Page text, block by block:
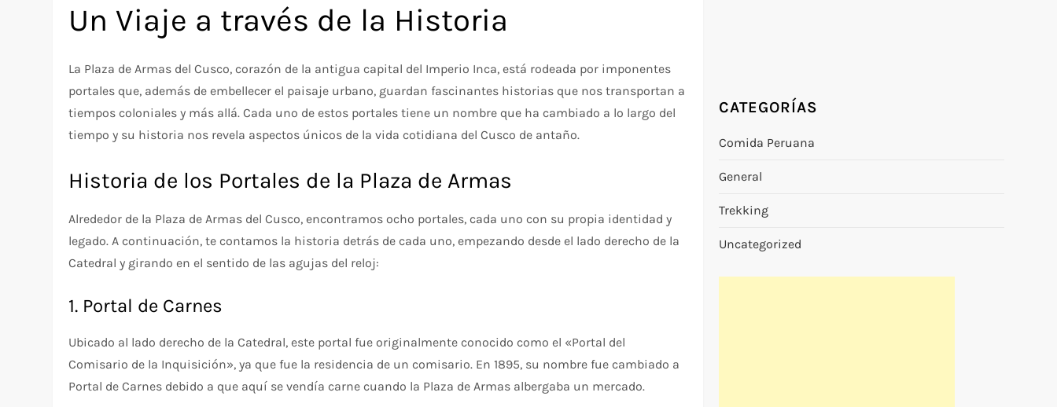
Un Viaje a través de la Historia
La Plaza de Armas del Cusco, corazón de la antigua capital del Imperio Inca, está rodeada por imponentes
portales que, además de embellecer el paisaje urbano, guardan fascinantes historias que nos transportan a
tiempos coloniales y más allá. Cada uno de estos portales tiene un nombre que ha cambiado a lo largo del
tiempo y su historia nos revela aspectos únicos de la vida cotidiana del Cusco de antaño.
Historia de los Portales de la Plaza de Armas
Alrededor de la Plaza de Armas del Cusco, encontramos ocho portales, cada uno con su propia identidad y
legado. A continuación, te contamos la historia detrás de cada uno, empezando desde el lado derecho de la
Catedral y girando en el sentido de las agujas del reloj:
1. Portal de Carnes
Ubicado al lado derecho de la Catedral, este portal fue originalmente conocido como el «Portal del
Comisario de la Inquisición», ya que fue la residencia de un comisario. En 1895, su nombre fue cambiado a
Portal de Carnes debido a que aquí se vendía carne cuando la Plaza de Armas albergaba un mercado.
CATEGORÍAS
Comida Peruana
General
Trekking
Uncategorized